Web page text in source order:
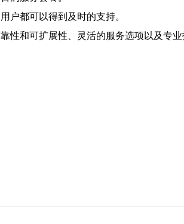
户都可以得到及时的支持。
性和可扩展性、灵活的服务选项以及专